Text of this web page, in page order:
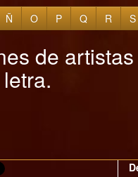
Ñ O P Q R S
de